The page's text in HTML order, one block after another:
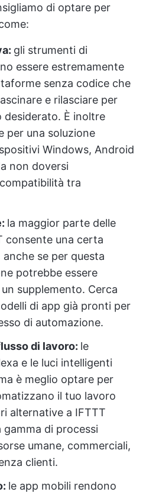
di optare per
: gli strumenti di
essere estremamente
senza codice che
e rilasciare per
È inoltre
per una soluzione
Windows, Android
non doversi
tra
la maggior parte delle
consente una certa
se per questa
potrebbe essere
supplemento. Cerca
di app già pronti per
di automazione.
di lavoro: le
e le luci intelligenti
è meglio optare per
il tuo lavoro
alternative a IFTTT
di processi
umane, commerciali,
clienti.
le app mobili rendono